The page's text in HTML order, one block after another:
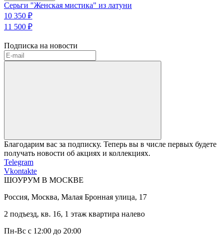
Серьги "Женская мистика" из латуни
10 350 ₽
11 500 ₽
Подписка на новости
Благодарим вас за подписку. Теперь вы в числе первых будете
получать новости об акциях и коллекциях.
Telegram
Vkontakte
ШОУРУМ В МОСКВЕ
Россия, Москва, Малая Бронная улица, 17
2 подъезд, кв. 16, 1 этаж квартира налево
Пн-Вс с 12:00 до 20:00